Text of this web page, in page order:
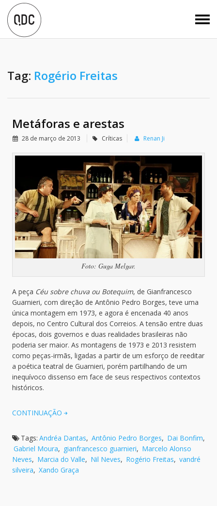
Tag: Rogério Freitas
Metáforas e arestas
28 de março de 2013 Críticas Renan Ji
Foto: Guga Melgar.
A peça Céu sobre chuva ou Botequim, de Gianfrancesco
Guarnieri, com direção de Antônio Pedro Borges, teve uma
única montagem em 1973, e agora é encenada 40 anos
depois, no Centro Cultural dos Correios. A tensão entre duas
épocas, dois governos e duas realidades brasileiras não
poderia ser maior. As montagens de 1973 e 2013 resistem
como peças-irmãs, ligadas a partir de um esforço de reeditar
a poética teatral de Guarnieri, porém partilhando de um
inequívoco dissenso em face de seus respectivos contextos
históricos.
CONTINUAÇÃO
Tags: Andréa Dantas, Antônio Pedro Borges, Dai Bonfim,
Gabriel Moura, gianfrancesco guarnieri, Marcelo Alonso
Neves, Marcia do Valle, Nil Neves, Rogério Freitas, vandré
silveira, Xando Graça